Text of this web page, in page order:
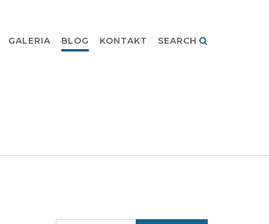
GALERIA BLOG KONTAKT SEARCH